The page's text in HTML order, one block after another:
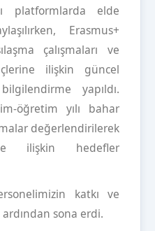
platformlarda elde
Erasmus+
çalışmaları ve
ilişkin güncel
yapıldı.
öğretim yılı bahar
değerlendirilerek
ilişkin hedefler
katkı ve
sona erdi.